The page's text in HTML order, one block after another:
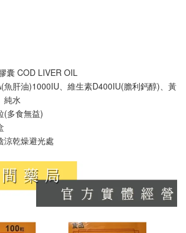
囊 COD LIVER OIL
魚肝油)1000IU、維生素D400IU(膽利鈣醇)、黃
純水
(多食無益)
涼乾燥避光處